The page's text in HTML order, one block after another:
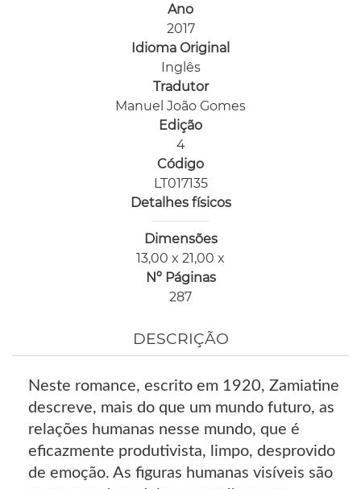
Ano
2017
Idioma Original
Inglês
Tradutor
Manuel João Gomes
Edição
4
Código
LT017135
Detalhes físicos
Dimensões
13,00 x 21,00 x
Nº Páginas
287
DESCRIÇÃO
Neste romance, escrito em 1920, Zamiatine
descreve, mais do que um mundo futuro, as
relações humanas nesse mundo, que é
eficazmente produtivista, limpo, desprovido
de emoção. As figuras humanas visíveis são